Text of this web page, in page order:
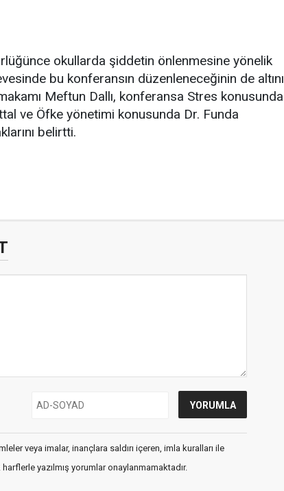
okullarda şiddetin önlenmesine yönelik
bu konferansın düzenleneceğinin de altını
Meftun Dallı, konferansa Stres konusunda
ve Öfke yönetimi konusunda Dr. Funda
belirtti.
veya imalar, inançlara saldırı içeren, imla kuralları ile
yazılmış yorumlar onaylanmamaktadır.